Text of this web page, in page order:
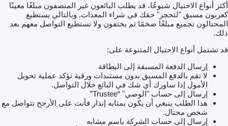
أكثر أنواع الاحتيال شيوعًا، قد يطلب البائعون غير المنصفون مبلغًا معينًا
كعربون مسبق "لتحجز" حقك في شراء المعدات. وبالتالي يستطيع
المحتالون تجميع مبلغًا ضخمًا ثم يختفون ولا تستطيع التواصل معهم بعد
ذلك.
قد تشتمل أنواع الاحتيال المتنوعة على:
إرسال الدفعة المسبقة إلى البطاقة
لا تقم بالدفع المسبق بدون مستندات ورقية تؤكد عملية تحويل
الأمول إذا ساورك أي شك في البائع خلال التواصل.
إرسال إلى حساب "الوصي" “Trustee”
هذا الطلب ينبغي أن يكون بمثابه إنذار فأنت على الأرجح تتواصل مع
شخص محتال.
إرسال إلى حساب الشركة باسم مشابه